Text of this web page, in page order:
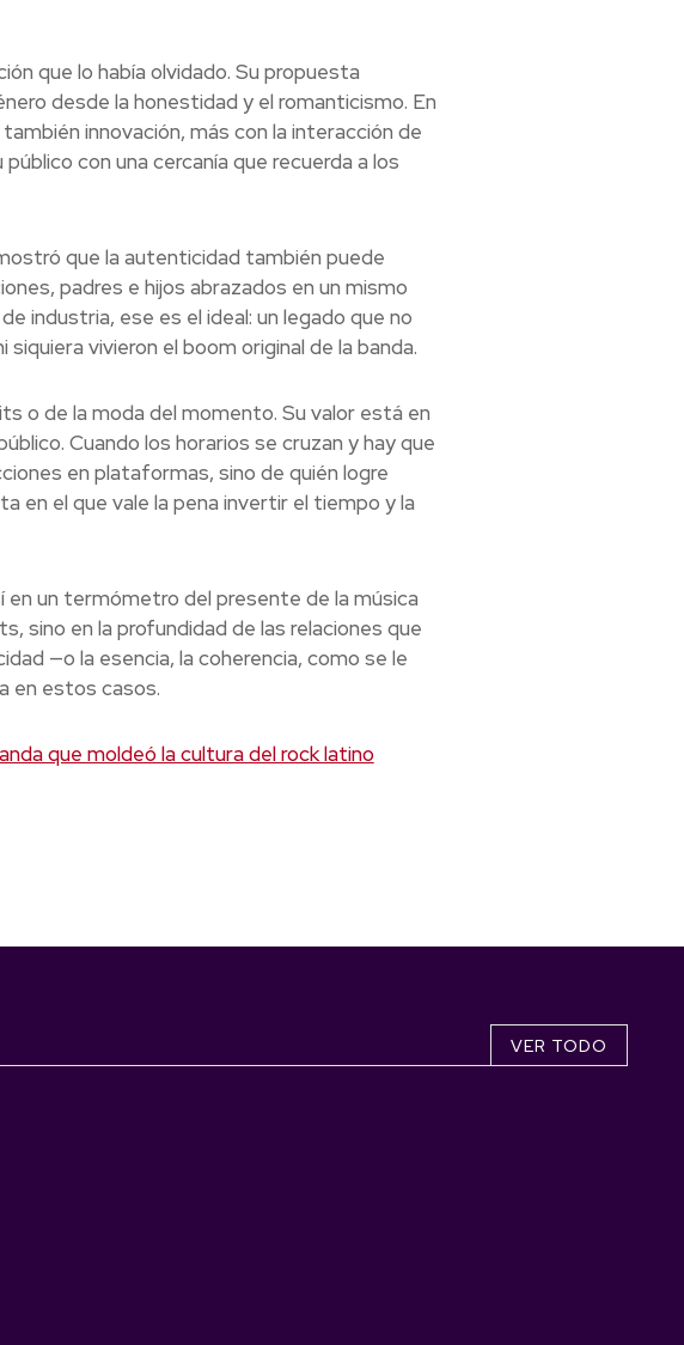
que lo había olvidado. Su propuesta
desde la honestidad y el romanticismo. En
innovación, más con la interacción de
con una cercanía que recuerda a los
que la autenticidad también puede
padres e hijos abrazados en un mismo
industria, ese es el ideal: un legado que no
vivieron el boom original de la banda.
o de la moda del momento. Su valor está en
Cuando los horarios se cruzan y hay que
en plataformas, sino de quién logre
en el que vale la pena invertir el tiempo y la
un termómetro del presente de la música
sino en la profundidad de las relaciones que
—o la esencia, la coherencia, como se le
en estos casos.
que moldeó la cultura del rock latino
VER TODO